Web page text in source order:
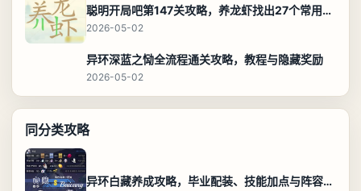
聪明开局吧第147关攻略，养龙虾找出27个常用字通关答案
2026-05-02
异环深蓝之恸全流程通关攻略，教程与隐藏奖励
2026-05-02
同分类攻略
异环白藏养成攻略，毕业配装、技能加点与阵容搭配保姆级解析